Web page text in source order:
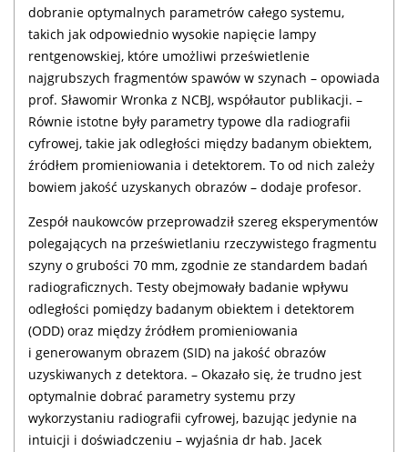
dobranie optymalnych parametrów całego systemu,
takich jak odpowiednio wysokie napięcie lampy
rentgenowskiej, które umożliwi prześwietlenie
najgrubszych fragmentów spawów w szynach – opowiada
prof. Sławomir Wronka z NCBJ, współautor publikacji. –
Równie istotne były parametry typowe dla radiografii
cyfrowej, takie jak odległości między badanym obiektem,
źródłem promieniowania i detektorem. To od nich zależy
bowiem jakość uzyskanych obrazów – dodaje profesor.
Zespół naukowców przeprowadził szereg eksperymentów
polegających na prześwietlaniu rzeczywistego fragmentu
szyny o grubości 70 mm, zgodnie ze standardem badań
radiograficznych. Testy obejmowały badanie wpływu
odległości pomiędzy badanym obiektem i detektorem
(ODD) oraz między źródłem promieniowania
i generowanym obrazem (SID) na jakość obrazów
uzyskiwanych z detektora. – Okazało się, że trudno jest
optymalnie dobrać parametry systemu przy
wykorzystaniu radiografii cyfrowej, bazując jedynie na
intuicji i doświadczeniu – wyjaśnia dr hab. Jacek